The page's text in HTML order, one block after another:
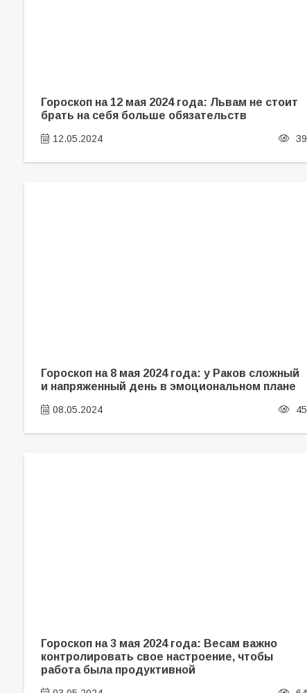
Гороскоп на 12 мая 2024 года: Львам не стоит
брать на себя больше обязательств
12.05.2024 39
Гороскоп на 8 мая 2024 года: у Раков сложный
и напряженный день в эмоциональном плане
08.05.2024 45
Гороскоп на 3 мая 2024 года: Весам важно
контролировать свое настроение, чтобы
работа была продуктивной